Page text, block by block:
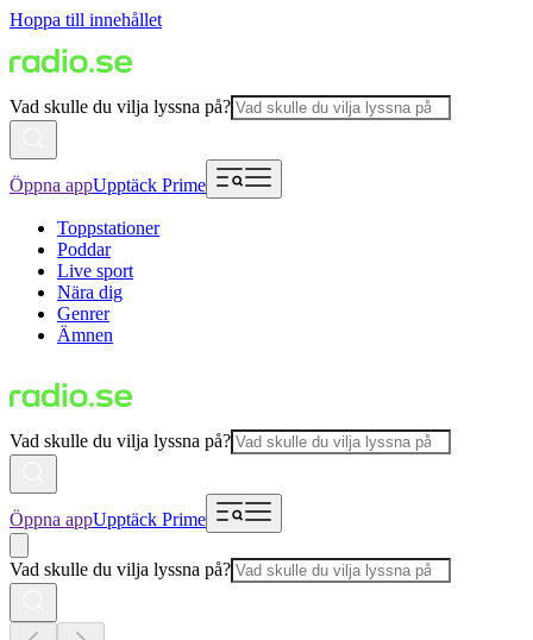
Hoppa till innehållet
Vad skulle du vilja lyssna på?
Öppna appUpptäck Prime
Toppstationer
Poddar
Live sport
Nära dig
Genrer
Ämnen
Vad skulle du vilja lyssna på?
Öppna appUpptäck Prime
Vad skulle du vilja lyssna på?